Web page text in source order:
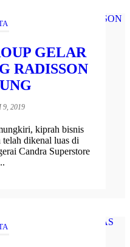
GELAR
RADISSON
9, 2019
kiprah bisnis
dikenal luas di
Candra Superstore